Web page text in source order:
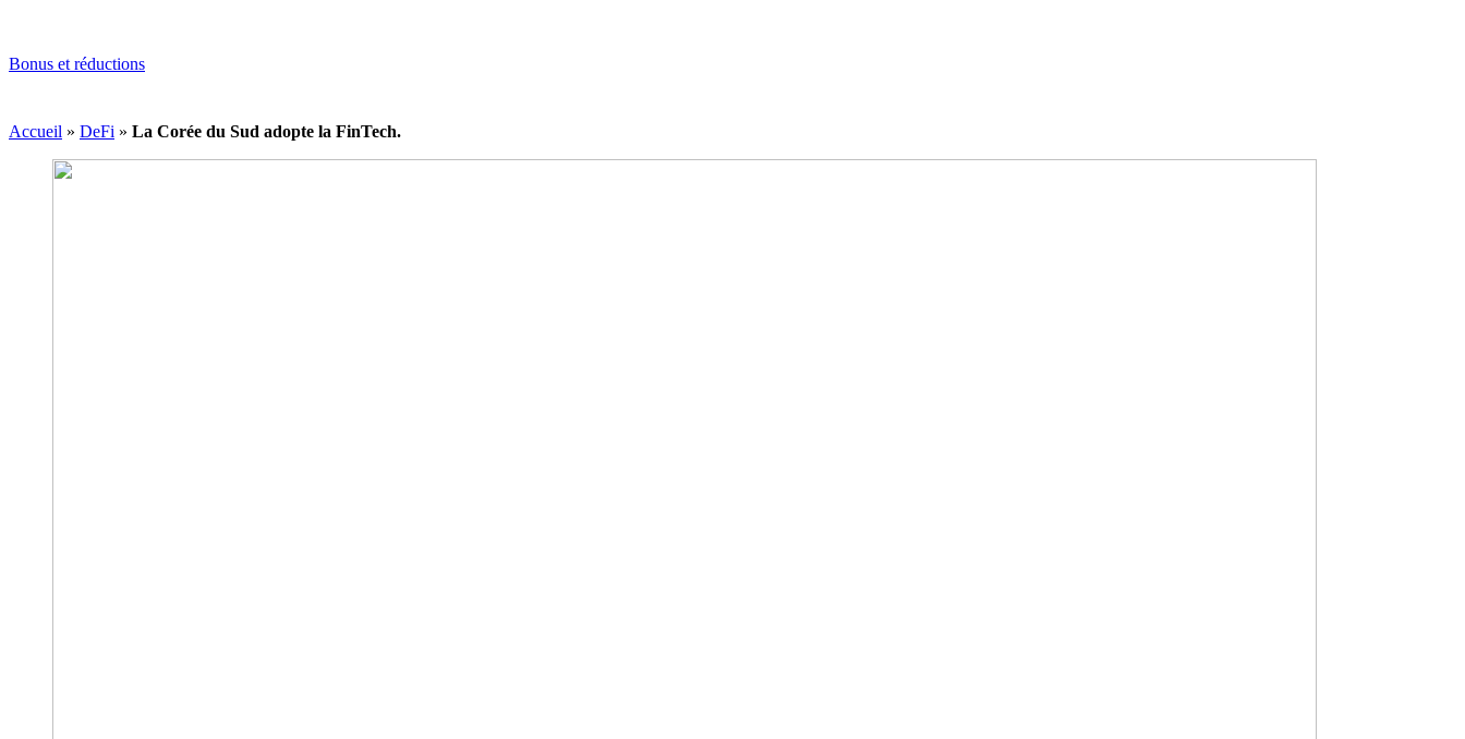
Bonus et réductions
Accueil » DeFi » La Corée du Sud adopte la FinTech.